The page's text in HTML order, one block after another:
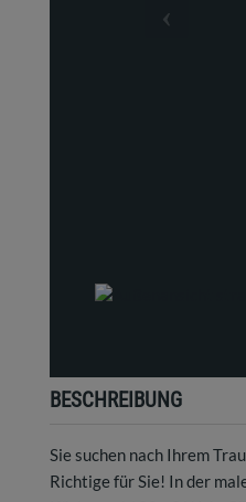
BESCHREIBUNG
Sie suchen nach Ihrem
Richtige für Sie! In der